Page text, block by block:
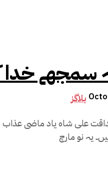
سمجھے خدا
بلاگز
علی شاہ یاد ماضی عذاب